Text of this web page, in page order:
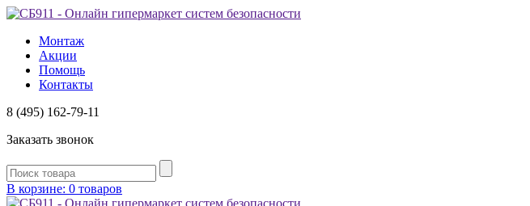
Монтаж
Акции
Помощь
Контакты
8 (495) 162-79-11
Заказать звонок
В корзине: 0 товаров